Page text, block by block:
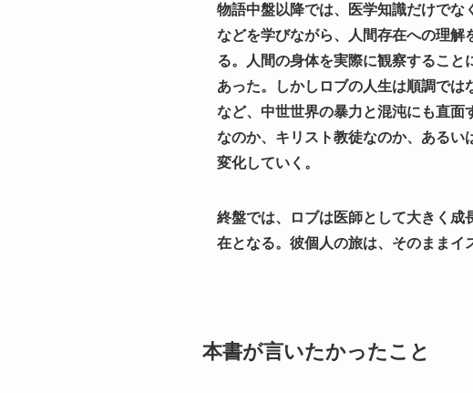
物語中盤以降では、医学知識だけで
などを学びながら、人間存在への理
る。人間の身体を実際に観察するこ
あった。しかしロブの人生は順調では
など、中世世界の暴力と混沌にも直面
なのか、キリスト教徒なのか、あるい
変化していく。
終盤では、ロブは医師として大きく
在となる。彼個人の旅は、そのままイ
本書が言いたかったこと